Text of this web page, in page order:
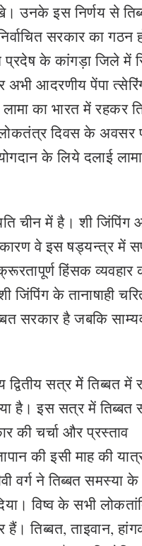
उनके इस निर्णय से
सरकार का गठन
प्रदेष के कांगड़ा जिले में
अभी आदरणीय पेंपा
का भारत में रहकर
दिवस के अवसर
के लिये दलाई
चीन में है। शी जिंपिंग
कारण वे इस षड्यन्त्र में
हिंसक व्यवहार
जिंपिंग के तानाषाही
सरकार है जबकि
द्वितीय सत्र मेें तिब्बत में
है। इस सत्र में
की चर्चा और प्रस्ताव
की इसी माह की
वर्ग ने तिब्बत समस्या
विष्व के सभी
तिब्बत, ताइवान,